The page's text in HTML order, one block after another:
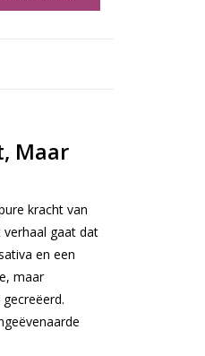
Maar
kracht van
gaat dat
en een
maar